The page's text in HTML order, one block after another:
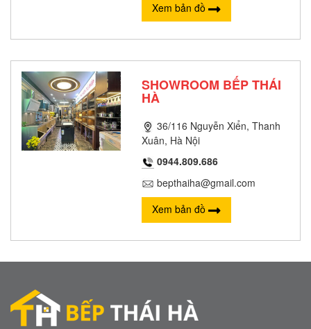
Xem bản đồ
SHOWROOM BẾP THÁI
HÀ
36/116 Nguyễn Xiển, Thanh
Xuân, Hà Nội
0944.809.686
bepthaiha@gmail.com
Xem bản đồ